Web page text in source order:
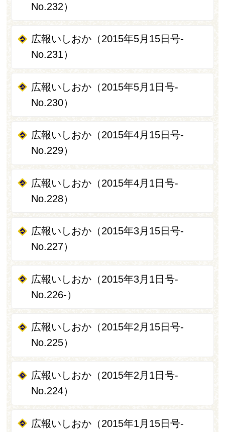
No.232）
広報いしおか（2015年5月15日号-
No.231）
広報いしおか（2015年5月1日号‐
No.230）
広報いしおか（2015年4月15日号-
No.229）
広報いしおか（2015年4月1日号-
No.228）
広報いしおか（2015年3月15日号-
No.227）
広報いしおか（2015年3月1日号‐
No.226‐）
広報いしおか（2015年2月15日号-
No.225）
広報いしおか（2015年2月1日号-
No.224）
広報いしおか（2015年1月15日号-